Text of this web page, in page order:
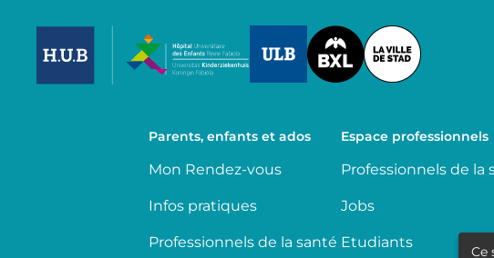
Image
Parents, enfants et ados
Mon Rendez-vous
Infos pratiques
Professionnels de la santé
Espace professionnels
Professionnels de la
Jobs
Etudiants
Ce